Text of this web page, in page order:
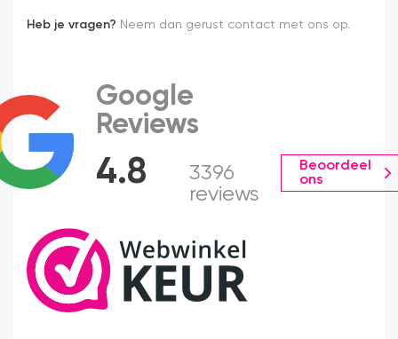
Heb je vragen? Neem dan gerust contact met ons op.
4.8
Google
Reviews
3396
reviews
Beoordeel
ons